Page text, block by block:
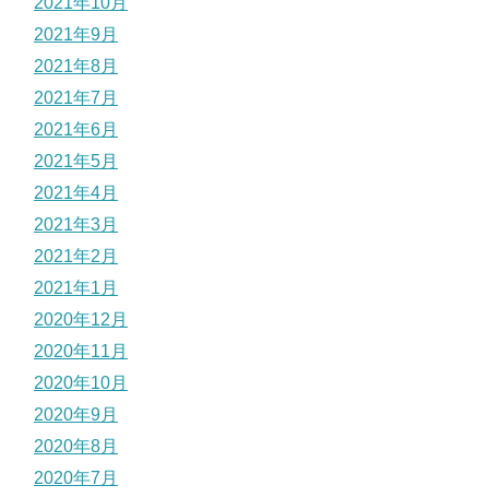
2021年9月
2021年8月
2021年7月
2021年6月
2021年5月
2021年4月
2021年3月
2021年2月
2021年1月
2020年12月
2020年11月
2020年10月
2020年9月
2020年8月
2020年7月